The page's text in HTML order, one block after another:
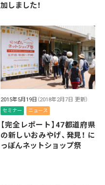
加しました！
2015年5月19日 （2018年2月7日 更新）
セミナー ニュース
【完全レポート】47都道府県
の新しいおみやげ、発見！ に
っぽんネットショップ祭